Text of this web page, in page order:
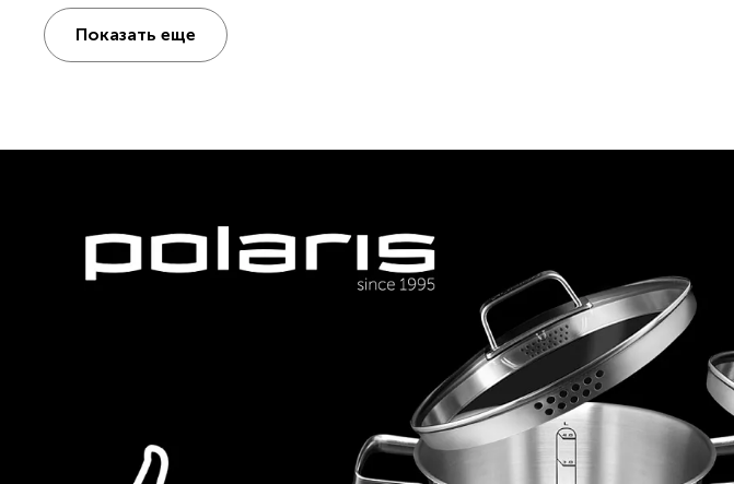
Удобные носики для слива жидкости.
Отметки литража для удобства использования.
Показать еще